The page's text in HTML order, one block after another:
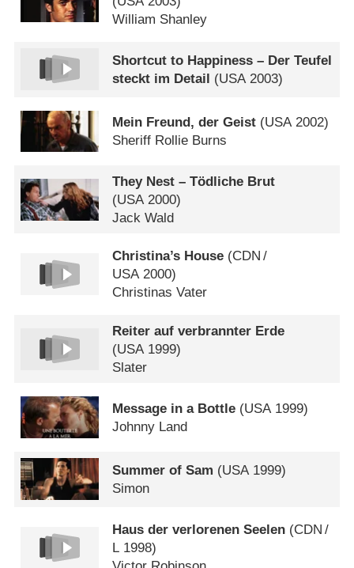
William Shanley
Shortcut to Happiness – Der Teufel
steckt im Detail (USA 2003)
Mein Freund, der Geist (USA2002)
Sheriff Rollie Burns
They Nest – Tödliche Brut
(USA 2000)
Jack Wald
Christina’s House (CDN /
USA2000)
Christinas Vater
Reiter auf verbrannter Erde
(USA 1999)
Slater
Message in a Bottle (USA 1999)
Johnny Land
Summer of Sam (USA 1999)
Simon
Haus der verlorenen Seelen (CDN /
L 1998)